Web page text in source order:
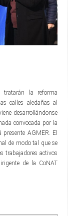
tratarán la reforma
calles aledañas al
desarrollándonse
convocada por la
presente AGMER. El
de modo tal que se
trabajadores activos
de la CoNAT